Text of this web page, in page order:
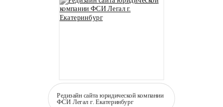
Редизайн сайта юридической компании
ФСИ Легал г. Екатеринбург